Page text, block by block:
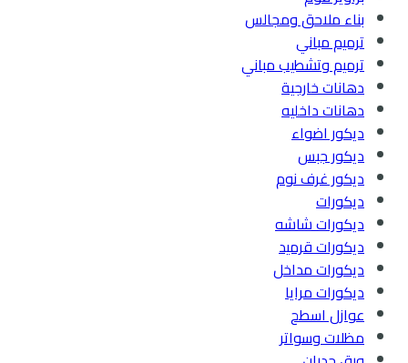
بناء ملاحق ومجالس
ترميم مباني
ترميم وتشطيب مباني
دهانات خارجية
دهانات داخليه
ديكور اضواء
ديكور جبس
ديكور غرف نوم
ديكورات
ديكورات شاشه
ديكورات قرميد
ديكورات مداخل
ديكورات مرايا
عوازل اسطح
مظلات وسواتر